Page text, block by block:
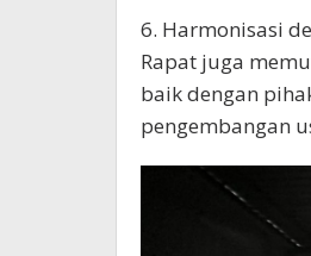
6. Harmonisasi
Rapat juga
baik dengan
pengembangan